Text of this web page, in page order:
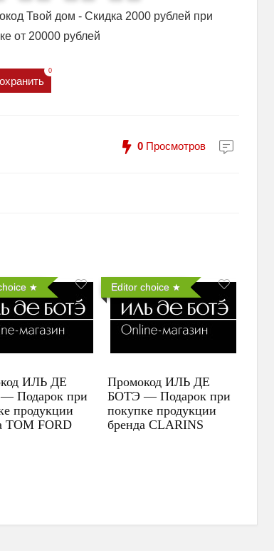
Твой дом - Скидка 2000 рублей при
от 20000 рублей
0
0 Просмотров
ИЛЬ ДЕ
Подарок при
продукции
TOM FORD
Editor choice
Промокод ИЛЬ ДЕ
БОТЭ — Подарок при
покупке продукции
бренда CLARINS